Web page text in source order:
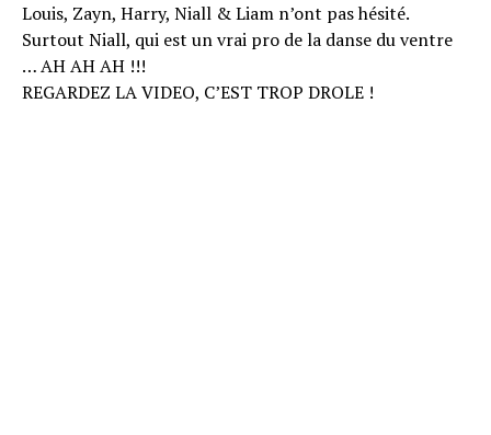
Louis, Zayn, Harry, Niall & Liam n’ont pas hésité.
Surtout Niall, qui est un vrai pro de la danse du ventre
… AH AH AH !!!
REGARDEZ LA VIDEO, C’EST TROP DROLE !